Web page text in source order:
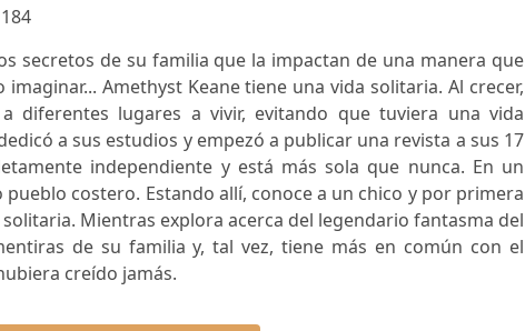
184
secretos de su familia que la impactan de una manera que
Amethyst Keane tiene una vida solitaria. Al crecer,
diferentes lugares a vivir, evitando que tuviera una vida
a sus estudios y empezó a publicar una revista a sus 17
independiente y está más sola que nunca. En un
costero. Estando allí, conoce a un chico y por primera
Mientras explora acerca del legendario fantasma del
de su familia y, tal vez, tiene más en común con el
creído jamás.